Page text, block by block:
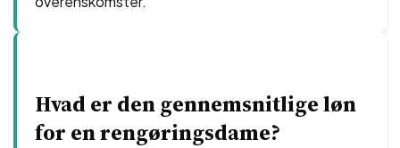
Hvad er den gennemsnitlige løn
for en rengøringsdame?